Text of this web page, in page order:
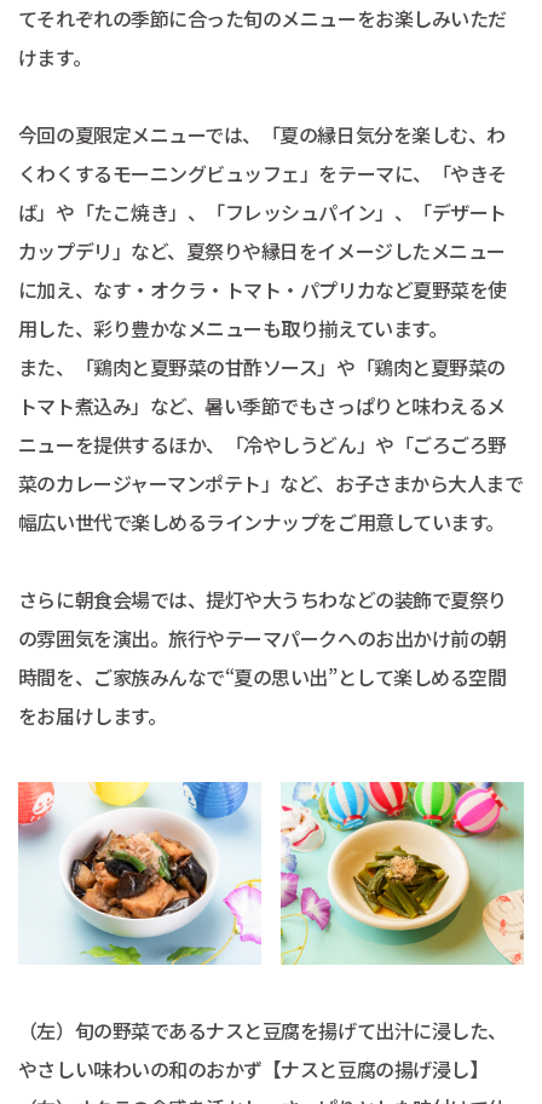
てそれぞれの季節に合った旬のメニューをお楽しみいただ
けます。
今回の夏限定メニューでは、「夏の縁日気分を楽しむ、わ
くわくするモーニングビュッフェ」をテーマに、「やきそ
ば」や「たこ焼き」、「フレッシュパイン」、「デザート
カップデリ」など、夏祭りや縁日をイメージしたメニュー
に加え、なす・オクラ・トマト・パプリカなど夏野菜を使
用した、彩り豊かなメニューも取り揃えています。
また、「鶏肉と夏野菜の甘酢ソース」や「鶏肉と夏野菜の
トマト煮込み」など、暑い季節でもさっぱりと味わえるメ
ニューを提供するほか、「冷やしうどん」や「ごろごろ野
菜のカレージャーマンポテト」など、お子さまから大人まで
幅広い世代で楽しめるラインナップをご用意しています。
さらに朝食会場では、提灯や大うちわなどの装飾で夏祭り
の雰囲気を演出。旅行やテーマパークへのお出かけ前の朝
時間を、ご家族みんなで“夏の思い出”として楽しめる空間
をお届けします。
（左）旬の野菜であるナスと豆腐を揚げて出汁に浸した、
やさしい味わいの和のおかず【ナスと豆腐の揚げ浸し】